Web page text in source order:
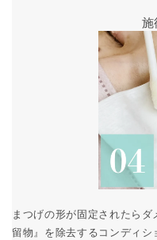
施
まつげの形が固定されたら
留物』を除去するコンディ